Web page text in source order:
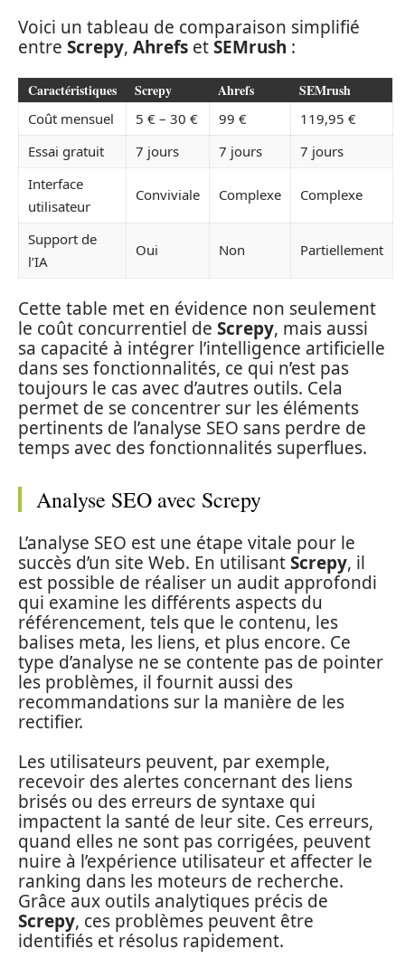
Voici un tableau de comparaison simplifié
entre Screpy, Ahrefs etSEMrush :
Caractéristiques Screpy Ahrefs SEMrush
Coût mensuel 5 € – 30 € 99 €
119,95 €
Essai gratuit
7 jours 7 jours
7 jours
Interface
utilisateur
Conviviale Complexe Complexe
Support de
l’IA
Oui Non Partiellement
Cette table met en évidence non seulement
le coût concurrentiel de Screpy, mais aussi
sa capacité à intégrer l’intelligence artificielle
dans ses fonctionnalités, ce qui n’est pas
toujours le cas avec d’autres outils. Cela
permet de se concentrer sur les éléments
pertinents de l’analyse SEO sans perdre de
temps avec des fonctionnalités superflues.
Analyse SEO avec Screpy
L’analyse SEO est une étape vitale pour le
succès d’un site Web. En utilisantScrepy, il
est possible de réaliser un audit approfondi
qui examine les différents aspects du
référencement, tels que le contenu, les
balises meta, les liens, et plus encore. Ce
type d’analyse ne se contente pas de pointer
les problèmes, il fournit aussi des
recommandations sur la manière de les
rectifier.
Les utilisateurs peuvent, par exemple,
recevoir des alertes concernant des liens
brisés ou des erreurs de syntaxe qui
impactent la santé de leur site. Ces erreurs,
quand elles ne sont pas corrigées, peuvent
nuire à l’expérience utilisateur et affecter le
ranking dans les moteurs de recherche.
Grâce aux outils analytiques précis de
Screpy, ces problèmes peuvent être
identifiés et résolus rapidement.